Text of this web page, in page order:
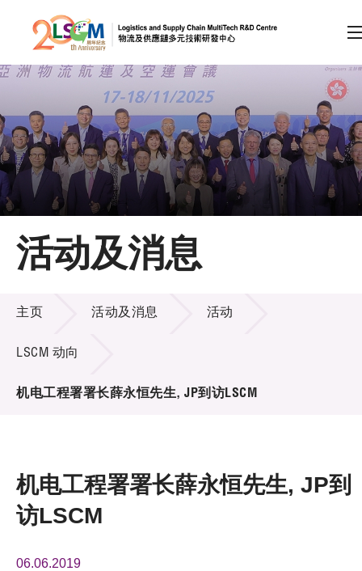
跳到内容（按回车键）
会员登录
A A EN 繁 简
主页
关于LSCM
技术商品化
项目及资助计划
活动及消息
活动及消息
主页 活动及消息 活动
LSCM 动向
机电工程署署长薛永恒先生, JP到访LSCM
机电工程署署长薛永恒先生, JP到
访LSCM
06.06.2019